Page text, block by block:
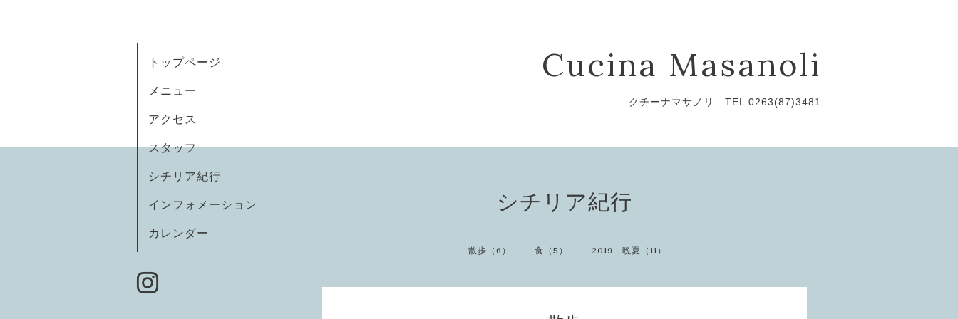
Cucina Masanoli
クチーナマサノリ TEL 0263(87)3481
トップページ
メニュー
アクセス
スタッフ
シチリア紀行
インフォメーション
カレンダー
シチリア紀行
散歩（6） 食（5） 2019 晩夏（11）